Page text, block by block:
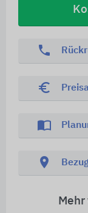
phone
euro_symbol
import_contacts
location_on